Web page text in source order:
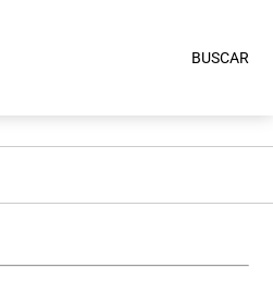
BUSCAR